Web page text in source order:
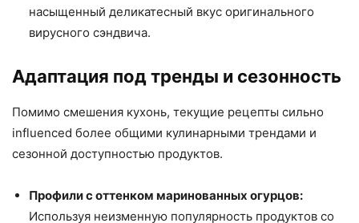
насыщенный деликатесный вкус оригинального
вирусного сэндвича.
Адаптация под тренды и сезонность
Помимо смешения кухонь, текущие рецепты сильно
influenced более общими кулинарными трендами и
сезонной доступностью продуктов.
Профили с оттенком маринованных огурцов:
Используя неизменную популярность продуктов со